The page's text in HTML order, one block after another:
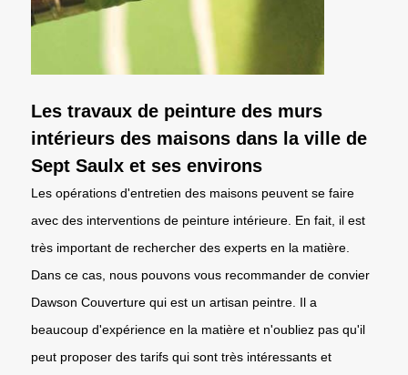
Les travaux de peinture des murs
intérieurs des maisons dans la ville de
Sept Saulx et ses environs
Les opérations d'entretien des maisons peuvent se faire
avec des interventions de peinture intérieure. En fait, il est
très important de rechercher des experts en la matière.
Dans ce cas, nous pouvons vous recommander de convier
Dawson Couverture qui est un artisan peintre. Il a
beaucoup d'expérience en la matière et n'oubliez pas qu'il
peut proposer des tarifs qui sont très intéressants et